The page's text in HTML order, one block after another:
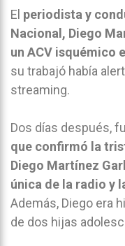
El periodista y
Nacional, Diego
un ACV isquémico
su trabajó había
streaming.
Dos días después,
que confirmó la
Diego Martínez
única de la radio y
Además, Diego era
de dos hijas